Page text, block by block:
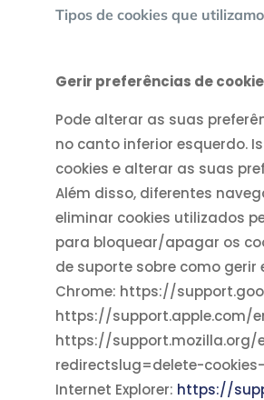
Tipos de cookies que
Gerir preferências de
Pode alterar as suas
no canto inferior esquerdo.
cookies e alterar as suas
Além disso, diferentes
eliminar cookies utilizados
para bloquear/apagar os
de suporte sobre como
Chrome: https://
https://support.apple.com/
https://support.mozilla.org/
redirectslug=delete-
Internet Explorer: https://